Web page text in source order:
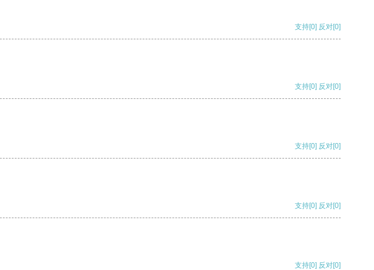
支持[0] 反对[0]
支持[0] 反对[0]
支持[0] 反对[0]
支持[0] 反对[0]
支持[0] 反对[0]